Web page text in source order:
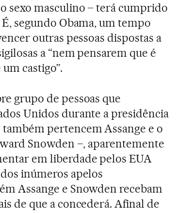
sexo masculino – terá cumprido
segundo Obama, um tempo
outras pessoas dispostas a
a “nem pensarem que é
castigo”.
grupo de pessoas que
Unidos durante a presidência
pertencem Assange e o
Snowden –, aparentemente
em liberdade pelos EUA
inúmeros apelos
Assange e Snowden recebam
de que a concederá. Afinal de